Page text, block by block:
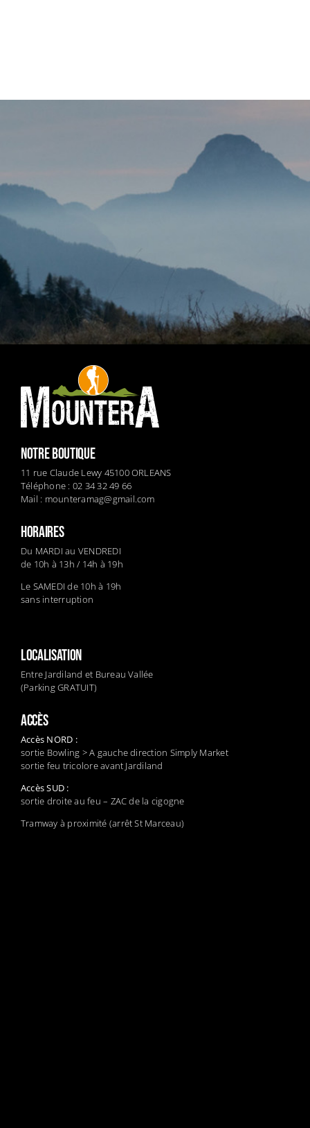
NOTRE BOUTIQUE
11 rue Claude Lewy 45100 ORLEANS
Téléphone : 02 34 32 49 66
Mail : mounteramag@gmail.com
HORAIRES
Du MARDI au VENDREDI
de 10h à 13h / 14h à 19h
Le SAMEDI de 10h à 19h
sans interruption
LOCALISATION
Entre Jardiland et Bureau Vallée
(Parking GRATUIT)
ACCÈS
Accès NORD :
sortie Bowling > A gauche direction Simply Market
sortie feu tricolore avant Jardiland
Accès SUD :
sortie droite au feu – ZAC de la cigogne
Tramway à proximité (arrêt St Marceau)